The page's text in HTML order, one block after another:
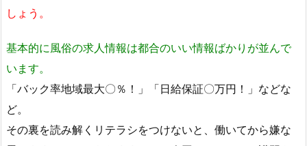
しょう。
基本的に風俗の求人情報は都合のいい情報ばかりが並んで
います。
「バック率地域最大〇％！」「日給保証〇万円！」などな
ど。
その裏を読み解くリテラシをつけないと、働いてから嫌な